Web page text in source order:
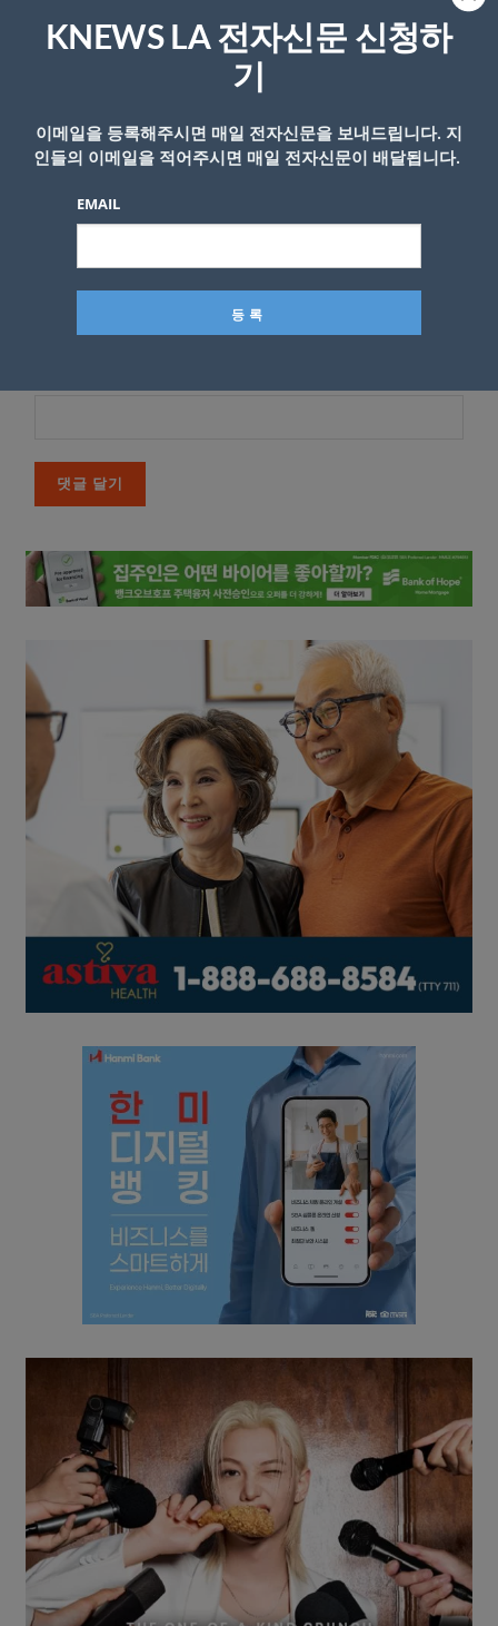
이메일 주소는 공개되지 않습니다. 필수 필드는 * 로 표시됩니
다KNEWS LA 전자신문 신청하
기
이메일을 등록해주시면 매일 전자신문을 보내드립니다. 지
인들의 이메일을 적어주시면 매일 전자신문이 배달됩니다.
EMAIL